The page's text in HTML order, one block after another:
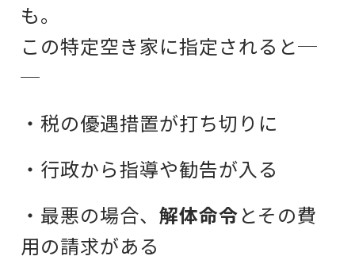
も。
この特定空き家に指定されると─
─
・税の優遇措置が打ち切りに
・行政から指導や勧告が入る
・最悪の場合、 解体命令とその費
用の請求がある